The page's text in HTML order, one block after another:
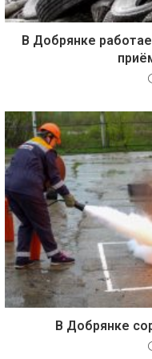
В Добрянке
В Добрянке